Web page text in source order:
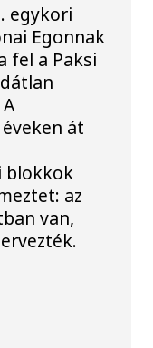
egykori
Egonnak
fel a Paksi
át
blokkok
az
van,